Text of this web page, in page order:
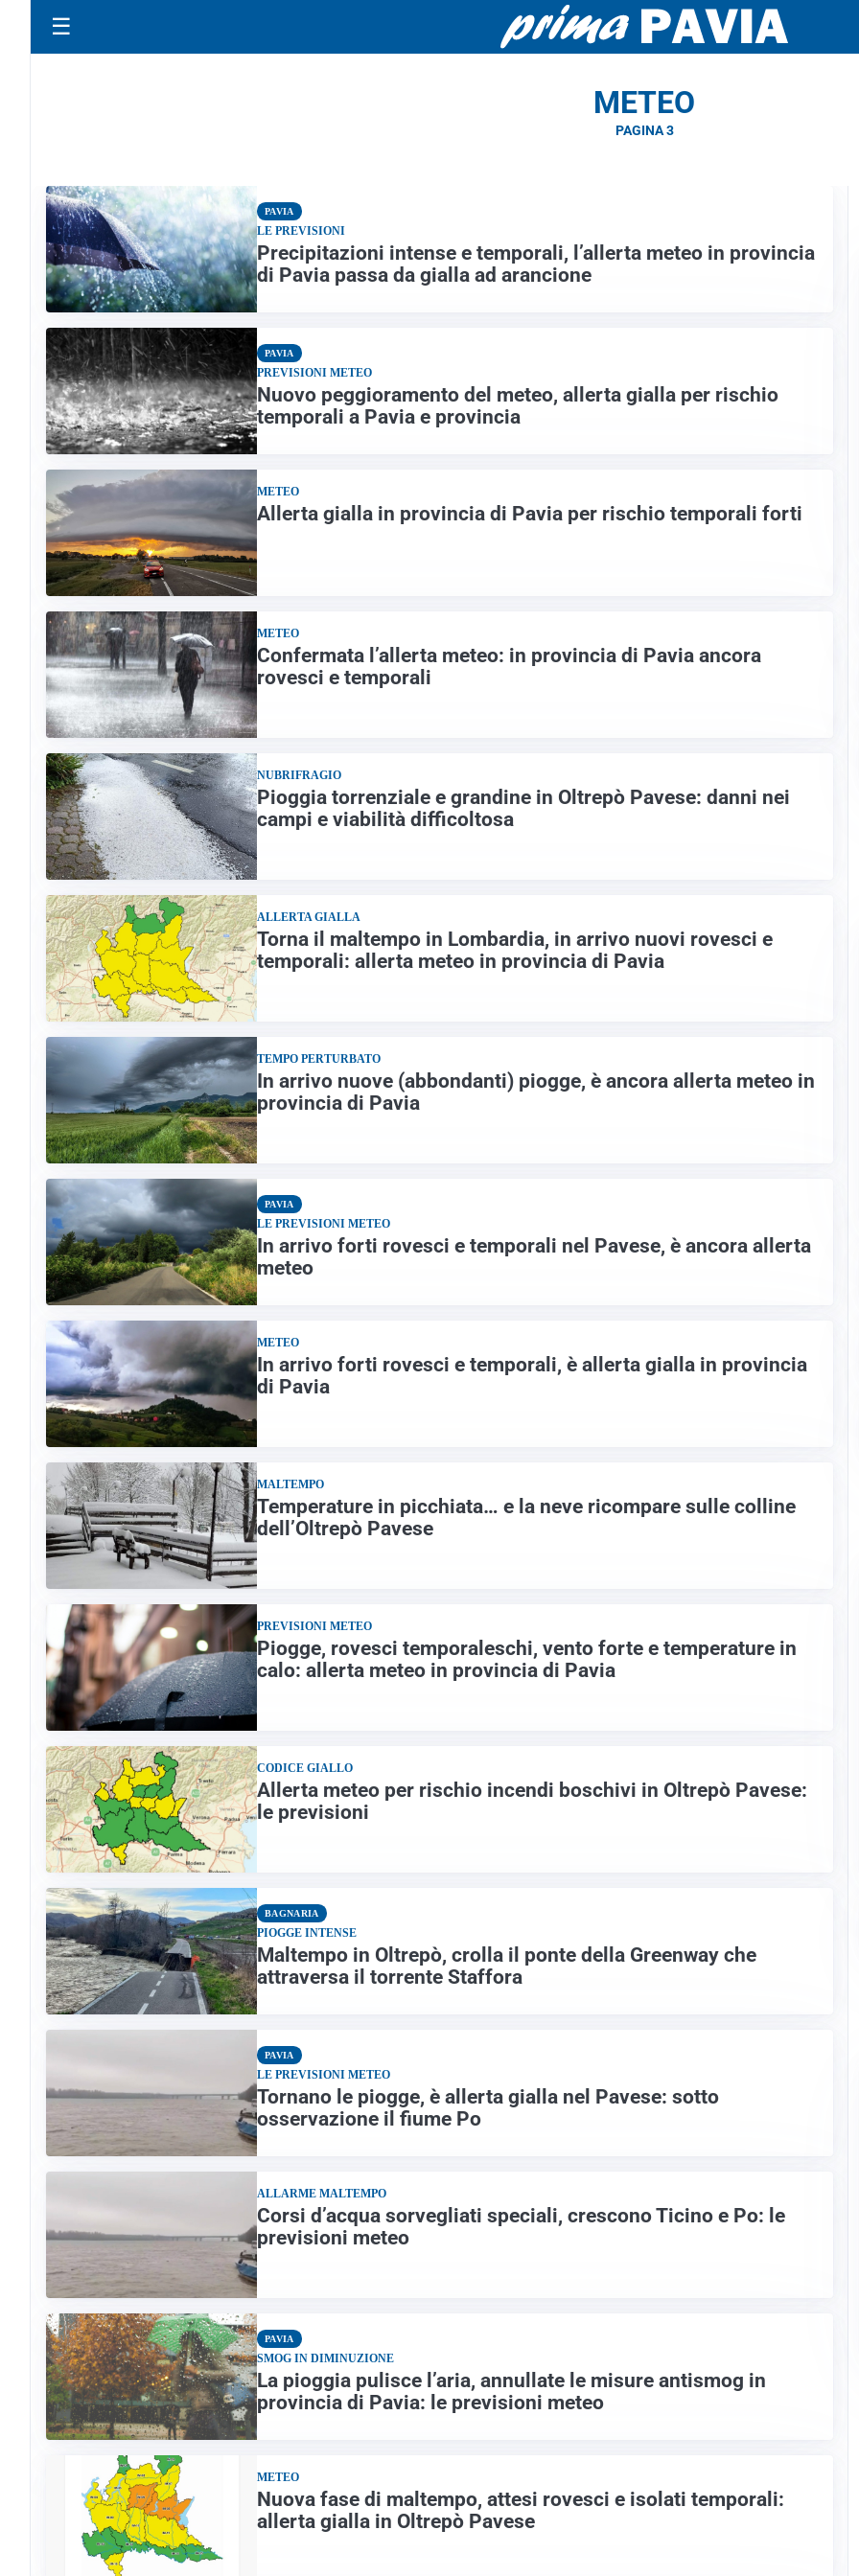
☰
METEO
PAGINA 3
PAVIA
LE PREVISIONI
Precipitazioni intense e temporali, l’allerta meteo in provincia
di Pavia passa da gialla ad arancione
PAVIA
PREVISIONI METEO
Nuovo peggioramento del meteo, allerta gialla per rischio
temporali a Pavia e provincia
METEO
Allerta gialla in provincia di Pavia per rischio temporali forti
METEO
Confermata l’allerta meteo: in provincia di Pavia ancora
rovesci e temporali
NUBRIFRAGIO
Pioggia torrenziale e grandine in Oltrepò Pavese: danni nei
campi e viabilità difficoltosa
ALLERTA GIALLA
Torna il maltempo in Lombardia, in arrivo nuovi rovesci e
temporali: allerta meteo in provincia di Pavia
TEMPO PERTURBATO
In arrivo nuove (abbondanti) piogge, è ancora allerta meteo in
provincia di Pavia
PAVIA
LE PREVISIONI METEO
In arrivo forti rovesci e temporali nel Pavese, è ancora allerta
meteo
METEO
In arrivo forti rovesci e temporali, è allerta gialla in provincia
di Pavia
MALTEMPO
Temperature in picchiata… e la neve ricompare sulle colline
dell’Oltrepò Pavese
PREVISIONI METEO
Piogge, rovesci temporaleschi, vento forte e temperature in
calo: allerta meteo in provincia di Pavia
CODICE GIALLO
Allerta meteo per rischio incendi boschivi in Oltrepò Pavese:
le previsioni
BAGNARIA
PIOGGE INTENSE
Maltempo in Oltrepò, crolla il ponte della Greenway che
attraversa il torrente Staffora
PAVIA
LE PREVISIONI METEO
Tornano le piogge, è allerta gialla nel Pavese: sotto
osservazione il fiume Po
ALLARME MALTEMPO
Corsi d’acqua sorvegliati speciali, crescono Ticino e Po: le
previsioni meteo
PAVIA
SMOG IN DIMINUZIONE
La pioggia pulisce l’aria, annullate le misure antismog in
provincia di Pavia: le previsioni meteo
METEO
Nuova fase di maltempo, attesi rovesci e isolati temporali:
allerta gialla in Oltrepò Pavese